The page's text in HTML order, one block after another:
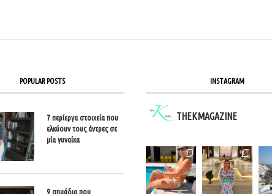
POPULAR POSTS
7 περίεργα στοιχεία που
ελκύουν τους άντρες σε
μία γυναίκα
9 σημάδια που
INSTAGRAM
THEKMAGAZINE